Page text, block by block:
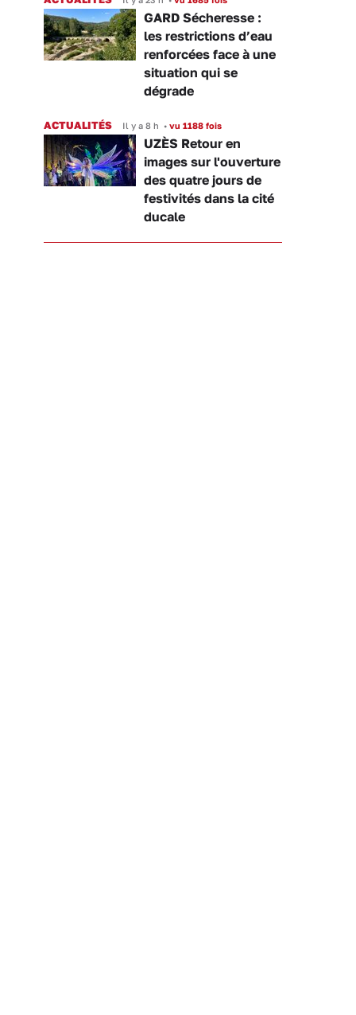
GARD Sécheresse :
les restrictions d’eau
renforcées face à une
situation qui se
dégrade
ACTUALITÉS Il y a 8 h • vu 1188 fois
UZÈS Retour en
images sur l'ouverture
des quatre jours de
festivités dans la cité
ducale